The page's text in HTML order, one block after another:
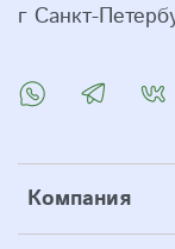
Компания
г Санкт-